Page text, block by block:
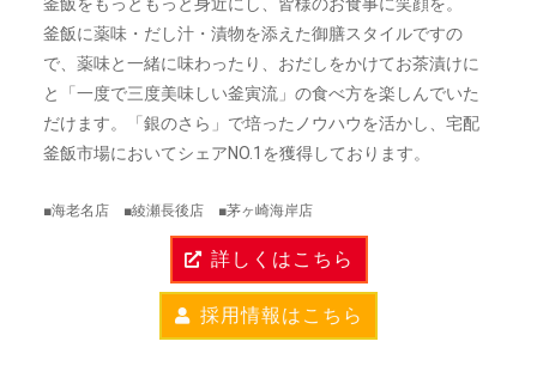
釜飯に薬味・だし汁・漬物を添えた御膳スタイルですの
で、薬味と一緒に味わったり、おだしをかけてお茶漬けに
と「一度で三度美味しい釜寅流」の食べ方を楽しんでいた
だけます。「銀のさら」で培ったノウハウを活かし、宅配
釜飯市場においてシェアNO.1を獲得しております。
■海老名店 ■綾瀬長後店 ■茅ヶ崎海岸店
詳しくはこちら
採用情報はこちら